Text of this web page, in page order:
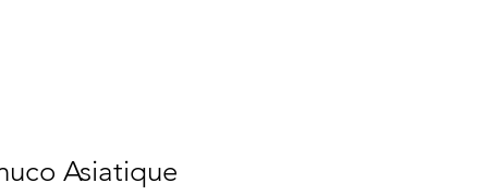
Asiatique